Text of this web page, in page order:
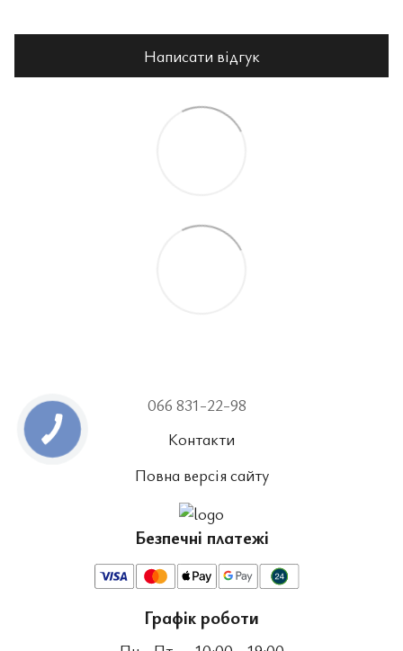
Написати відгук
066 831-22-98
Контакти
Повна версія сайту
Безпечні платежі
Графік роботи